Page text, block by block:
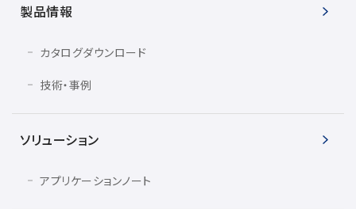
製品情報
カタログダウンロード
技術・事例
ソリューション
アプリケーションノート